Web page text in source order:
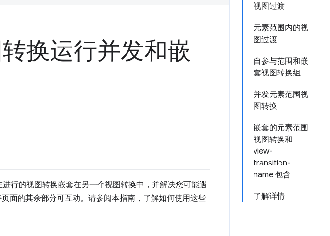
视图过渡
元素范围内的视
图过渡
自参与范围和嵌
套视图转换组
并发元素范围视
图转换
嵌套的元素范围
视图转换和
view-
transition-
name 包含
了解详情
换运行并发和嵌
行的视图转换嵌套在另一个视图转换中，并解决您可能遇
面的其余部分可互动。请参阅本指南，了解如何使用这些